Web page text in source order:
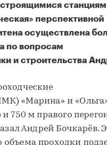
перспективной
осуществлена
по вопросам
и строительства
«Марина» и
750 м правого
Андрей Бочкарёв.
объема проходки